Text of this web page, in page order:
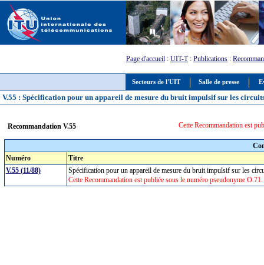
Secteurs de l'UIT Salle de presse
Page d'accueil : UIT-T: Publications :
V.55 : Spécification pour un appareil de mesure du bruit impulsif sur les
Recommandation V.55 Cette Recommandation est
Numéro
Titre
V.55 (11/88)
Spécification pour un appareil de mesure du bruit impulsif sur les
Cette Recommandation est publiée sous le numéro pseudonyme O.71.